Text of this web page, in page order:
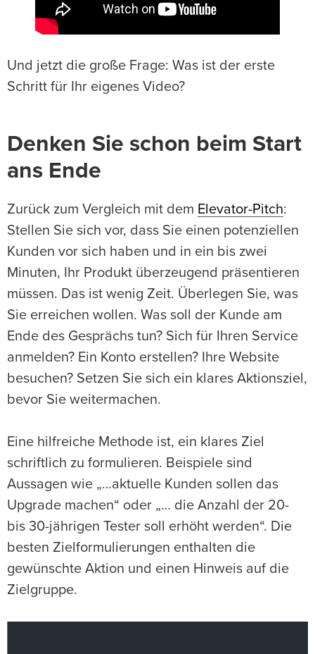
Und jetzt die große Frage: Was ist der erste
Schritt für Ihr eigenes Video?
Denken Sie schon beim Start
ans Ende
Zurück zum Vergleich mit dem Elevator-Pitch:
Stellen Sie sich vor, dass Sie einen potenziellen
Kunden vor sich haben und in ein bis zwei
Minuten, Ihr Produkt überzeugend präsentieren
müssen. Das ist wenig Zeit. Überlegen Sie, was
Sie erreichen wollen. Was soll der Kunde am
Ende des Gesprächs tun? Sich für Ihren Service
anmelden? Ein Konto erstellen? Ihre Website
besuchen? Setzen Sie sich ein klares Aktionsziel,
bevor Sie weitermachen.
Eine hilfreiche Methode ist, ein klares Ziel
schriftlich zu formulieren. Beispiele sind
Aussagen wie „…aktuelle Kunden sollen das
Upgrade machen“ oder „… die Anzahl der 20-
bis 30-jährigen Tester soll erhöht werden“. Die
besten Zielformulierungen enthalten die
gewünschte Aktion und einen Hinweis auf die
Zielgruppe.